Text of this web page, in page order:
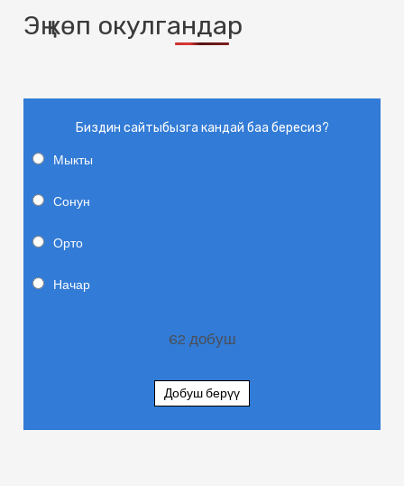
Эң көп окулгандар
Биздин сайтыбызга кандай баа бересиз?
Мыкты
Сонун
Орто
Начар
62 добуш
Добуш берүү